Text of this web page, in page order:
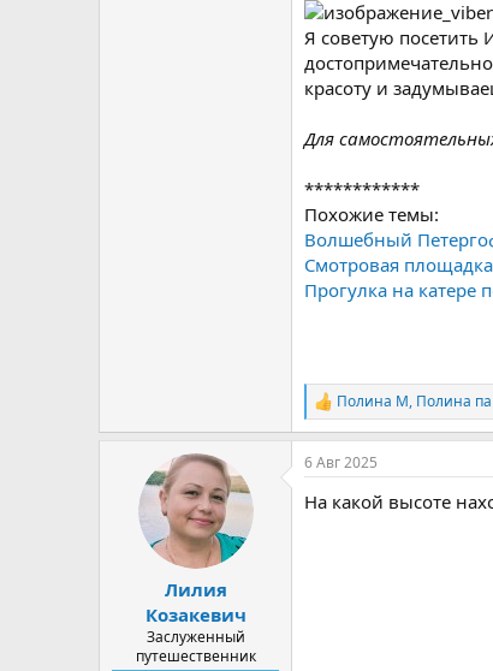
Я советую посетить
красоту и
Для
************
Похожие темы:
Волшебный
Смотровая
Прогулка на катере
Р
е
а
к
и
Полина М, Полина
Лилия
Козакевич
Заслуженный
путешественник
6 Авг 2025
На какой высоте